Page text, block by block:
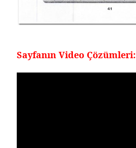
Sayfanın Video Çözümleri: